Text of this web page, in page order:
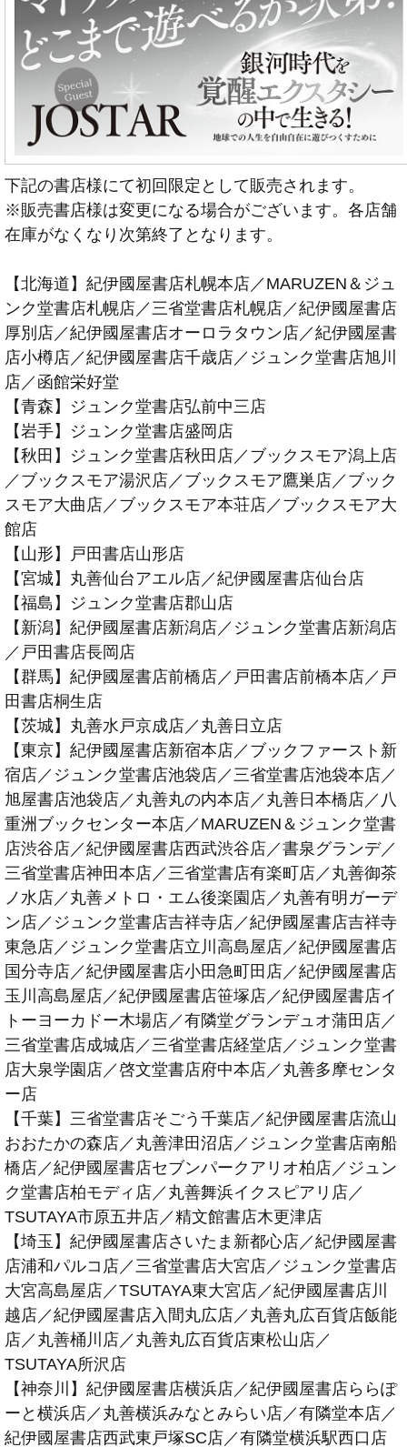
下記の書店様にて初回限定として販売されます。
※販売書店様は変更になる場合がございます。各店舗
在庫がなくなり次第終了となります。
【北海道】紀伊國屋書店札幌本店／MARUZEN＆ジュ
ンク堂書店札幌店／三省堂書店札幌店／紀伊國屋書店
厚別店／紀伊國屋書店オーロラタウン店／紀伊國屋書
店小樽店／紀伊國屋書店千歳店／ジュンク堂書店旭川
店／函館栄好堂
【青森】ジュンク堂書店弘前中三店
【岩手】ジュンク堂書店盛岡店
【秋田】ジュンク堂書店秋田店／ブックスモア潟上店
／ブックスモア湯沢店／ブックスモア鷹巣店／ブック
スモア大曲店／ブックスモア本荘店／ブックスモア大
館店
【山形】戸田書店山形店
【宮城】丸善仙台アエル店／紀伊國屋書店仙台店
【福島】ジュンク堂書店郡山店
【新潟】紀伊國屋書店新潟店／ジュンク堂書店新潟店
／戸田書店長岡店
【群馬】紀伊國屋書店前橋店／戸田書店前橋本店／戸
田書店桐生店
【茨城】丸善水戸京成店／丸善日立店
【東京】紀伊國屋書店新宿本店／ブックファースト新
宿店／ジュンク堂書店池袋店／三省堂書店池袋本店／
旭屋書店池袋店／丸善丸の内本店／丸善日本橋店／八
重洲ブックセンター本店／MARUZEN＆ジュンク堂書
店渋谷店／紀伊國屋書店西武渋谷店／書泉グランデ／
三省堂書店神田本店／三省堂書店有楽町店／丸善御茶
ノ水店／丸善メトロ・エム後楽園店／丸善有明ガーデ
ン店／ジュンク堂書店吉祥寺店／紀伊國屋書店吉祥寺
東急店／ジュンク堂書店立川高島屋店／紀伊國屋書店
国分寺店／紀伊國屋書店小田急町田店／紀伊國屋書店
玉川高島屋店／紀伊國屋書店笹塚店／紀伊國屋書店イ
トーヨーカドー木場店／有隣堂グランデュオ蒲田店／
三省堂書店成城店／三省堂書店経堂店／ジュンク堂書
店大泉学園店／啓文堂書店府中本店／丸善多摩センタ
ー店
【千葉】三省堂書店そごう千葉店／紀伊國屋書店流山
おおたかの森店／丸善津田沼店／ジュンク堂書店南船
橋店／紀伊國屋書店セブンパークアリオ柏店／ジュン
ク堂書店柏モディ店／丸善舞浜イクスピアリ店／
TSUTAYA市原五井店／精文館書店木更津店
【埼玉】紀伊國屋書店さいたま新都心店／紀伊國屋書
店浦和パルコ店／三省堂書店大宮店／ジュンク堂書店
大宮高島屋店／TSUTAYA東大宮店／紀伊國屋書店川
越店／紀伊國屋書店入間丸広店／丸善丸広百貨店飯能
店／丸善桶川店／丸善丸広百貨店東松山店／
TSUTAYA所沢店
【神奈川】紀伊國屋書店横浜店／紀伊國屋書店ららぽ
ーと横浜店／丸善横浜みなとみらい店／有隣堂本店／
紀伊國屋書店西武東戸塚SC店／有隣堂横浜駅西口店